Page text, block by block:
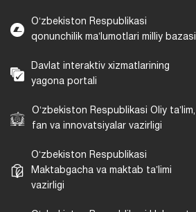
Oʻzbekiston Respublikasi
qonunchilik maʼlumotlari milliy bazasi
Davlat interaktiv xizmatlarining
yagona portali
Oʻzbekiston Respublikasi Oliy taʼlim,
fan va innovatsiyalar vazirligi
Oʻzbekiston Respublikasi
Maktabgacha va maktab taʼlimi
vazirligi